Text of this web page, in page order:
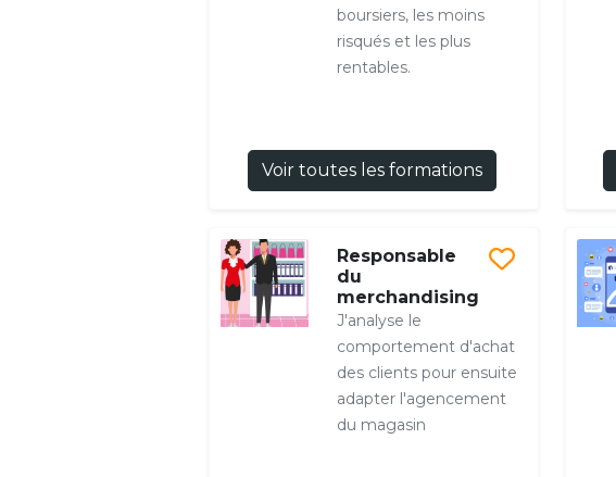
boursiers, les moins
risqués et les plus
rentables.
Voir toutes les formations
Responsable
du
merchandising
J'analyse le
comportement d'achat
des clients pour ensuite
adapter l'agencement
du magasin